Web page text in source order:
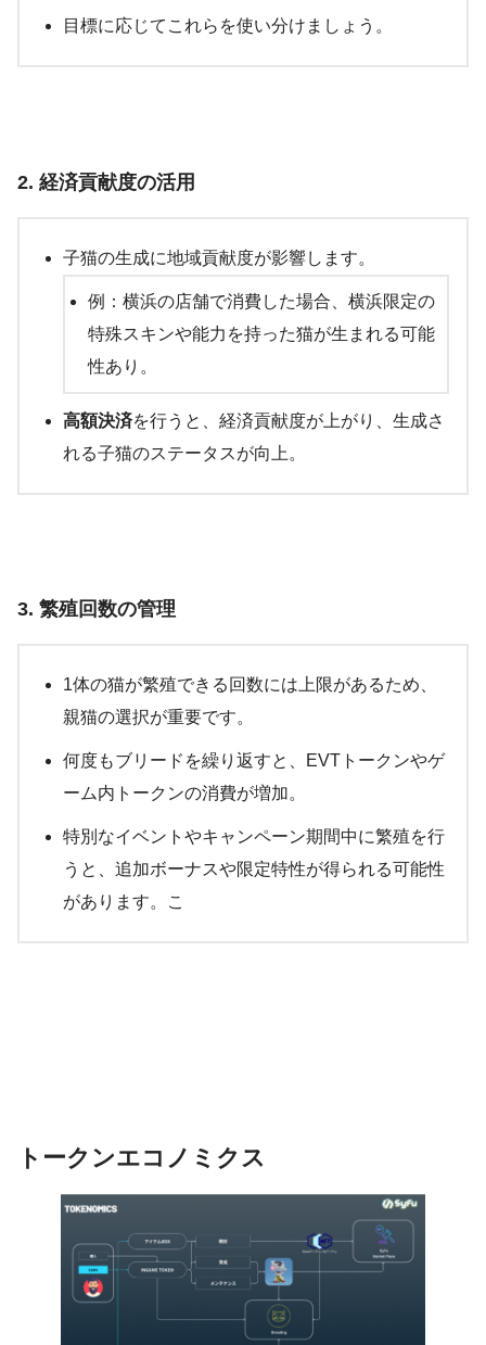
目標に応じてこれらを使い分けましょう。
2. 経済貢献度の活用
子猫の生成に地域貢献度が影響します。
例：横浜の店舗で消費した場合、横浜限定の
特殊スキンや能力を持った猫が生まれる可能
性あり。
高額決済を行うと、経済貢献度が上がり、生成さ
れる子猫のステータスが向上。
3. 繁殖回数の管理
1体の猫が繁殖できる回数には上限があるため、
親猫の選択が重要です。
何度もブリードを繰り返すと、EVTトークンやゲ
ーム内トークンの消費が増加。
特別なイベントやキャンペーン期間中に繁殖を行
うと、追加ボーナスや限定特性が得られる可能性
があります。こ
トークンエコノミクス